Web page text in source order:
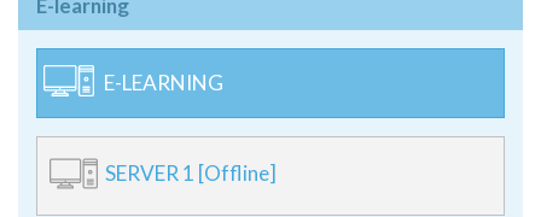
E-learning
E-LEARNING
SERVER 1 [Offline]